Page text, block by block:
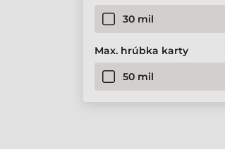
30 mil
Max. hrúbka karty
50 mil